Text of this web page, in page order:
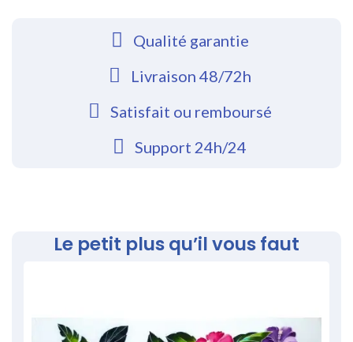
Qualité garantie
Livraison 48/72h
Satisfait ou remboursé
Support 24h/24
Le petit plus qu’il vous faut